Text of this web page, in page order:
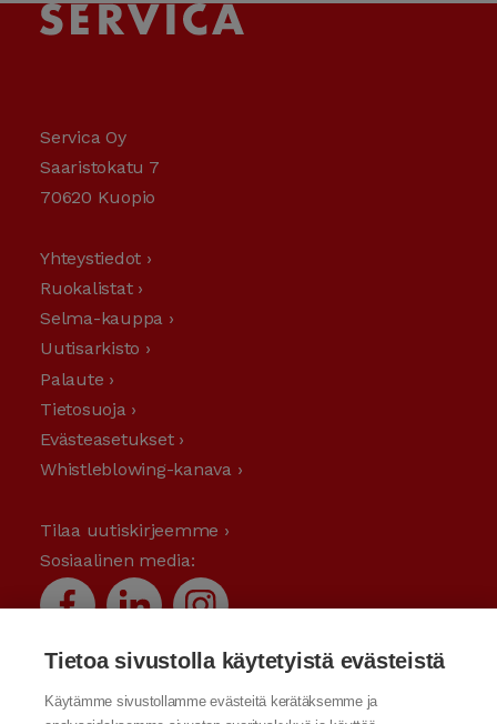
Servica Oy
Saaristokatu 7
70620 Kuopio
Yhteystiedot ›
Ruokalistat ›
Selma-kauppa ›
Uutisarkisto ›
Palaute ›
Tietosuoja ›
Evästeasetukset ›
Whistleblowing-kanava ›
Tilaa uutiskirjeemme ›
Sosiaalinen media:
Tietoa sivustolla käytetyistä evästeistä
Käytämme sivustollamme evästeitä kerätäksemme ja